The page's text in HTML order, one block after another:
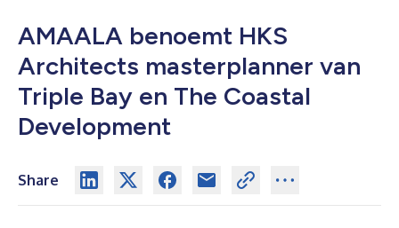
AMAALA benoemt HKS
Architects masterplanner van
Triple Bay en The Coastal
Development
Share